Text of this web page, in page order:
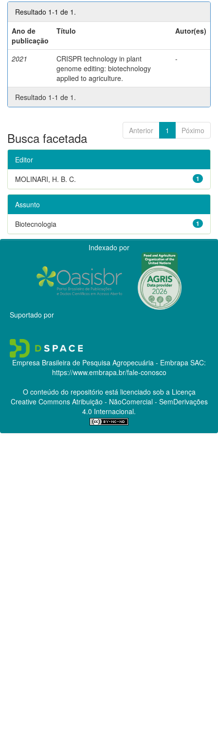
Resultado 1-1 de 1.
Ano de
publicação
Título Autor(es)
2021
CRISPR technology in plant
genome editing: biotechnology
applied to agriculture.
-
Resultado 1-1 de 1.
Anterior 1 Póximo
Busca facetada
Editor
1
MOLINARI, H. B. C.
Assunto
1
Biotecnologia
Indexado por
Suportado por
Empresa Brasileira de Pesquisa Agropecuária - Embrapa SAC:
https://www.embrapa.br/fale-conosco
O conteúdo do repositório está licenciado sob a Licença
Creative CommonsAtribuição - NãoComercial - SemDerivações
4.0 Internacional.